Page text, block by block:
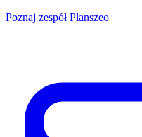
Poznaj zespół Planszeo